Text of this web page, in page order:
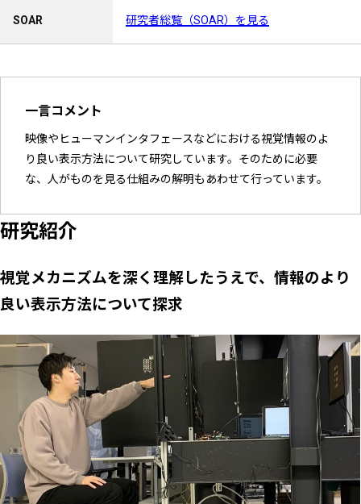
SOAR 研究者総覧（SOAR）を見る
一言コメント
映像やヒューマンインタフェースなどにおける視覚情報のよ
り良い表示方法について研究しています。そのために必要
な、人がものを見る仕組みの解明もあわせて行っています。
研究紹介
視覚メカニズムを深く理解したうえで、情報のより
良い表示方法について探求